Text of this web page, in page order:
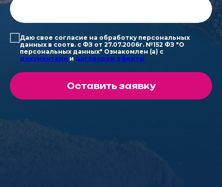
Даю свое согласие на обработку персональных
данных в соотв. с ФЗ от 27.07.2006г. №152 ФЗ "О
персональных данных" Ознакомлен (а) с
документами и договором оферты
Оставить заявку